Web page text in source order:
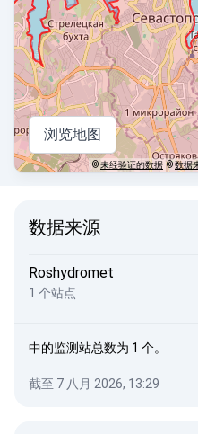
浏览地图
©未经验证的数据 ©数据
数据来源
Roshydromet
1 个站点
中的监测站总数为 1 个。
截至 7 八月 2026, 13:29